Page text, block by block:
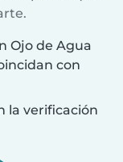
Ojo de Agua
con
la verificación